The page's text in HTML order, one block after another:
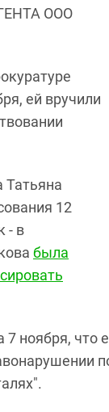
ООО
ей вручили
Татьяна
12
- в
была
ноября, что